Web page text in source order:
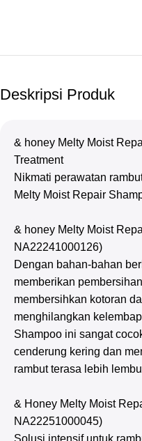
Deskripsi Produk
& honey Melty Moist
Treatment
Nikmati perawatan
Melty Moist Repair
& honey Melty Moist
NA22241000126)
Dengan bahan-bahan
memberikan
membersihkan kotoran
menghilangkan
Shampoo ini sangat
cenderung kering dan
rambut terasa lebih
& Honey Melty Moist
NA22251000045)
Solusi intensif untuk